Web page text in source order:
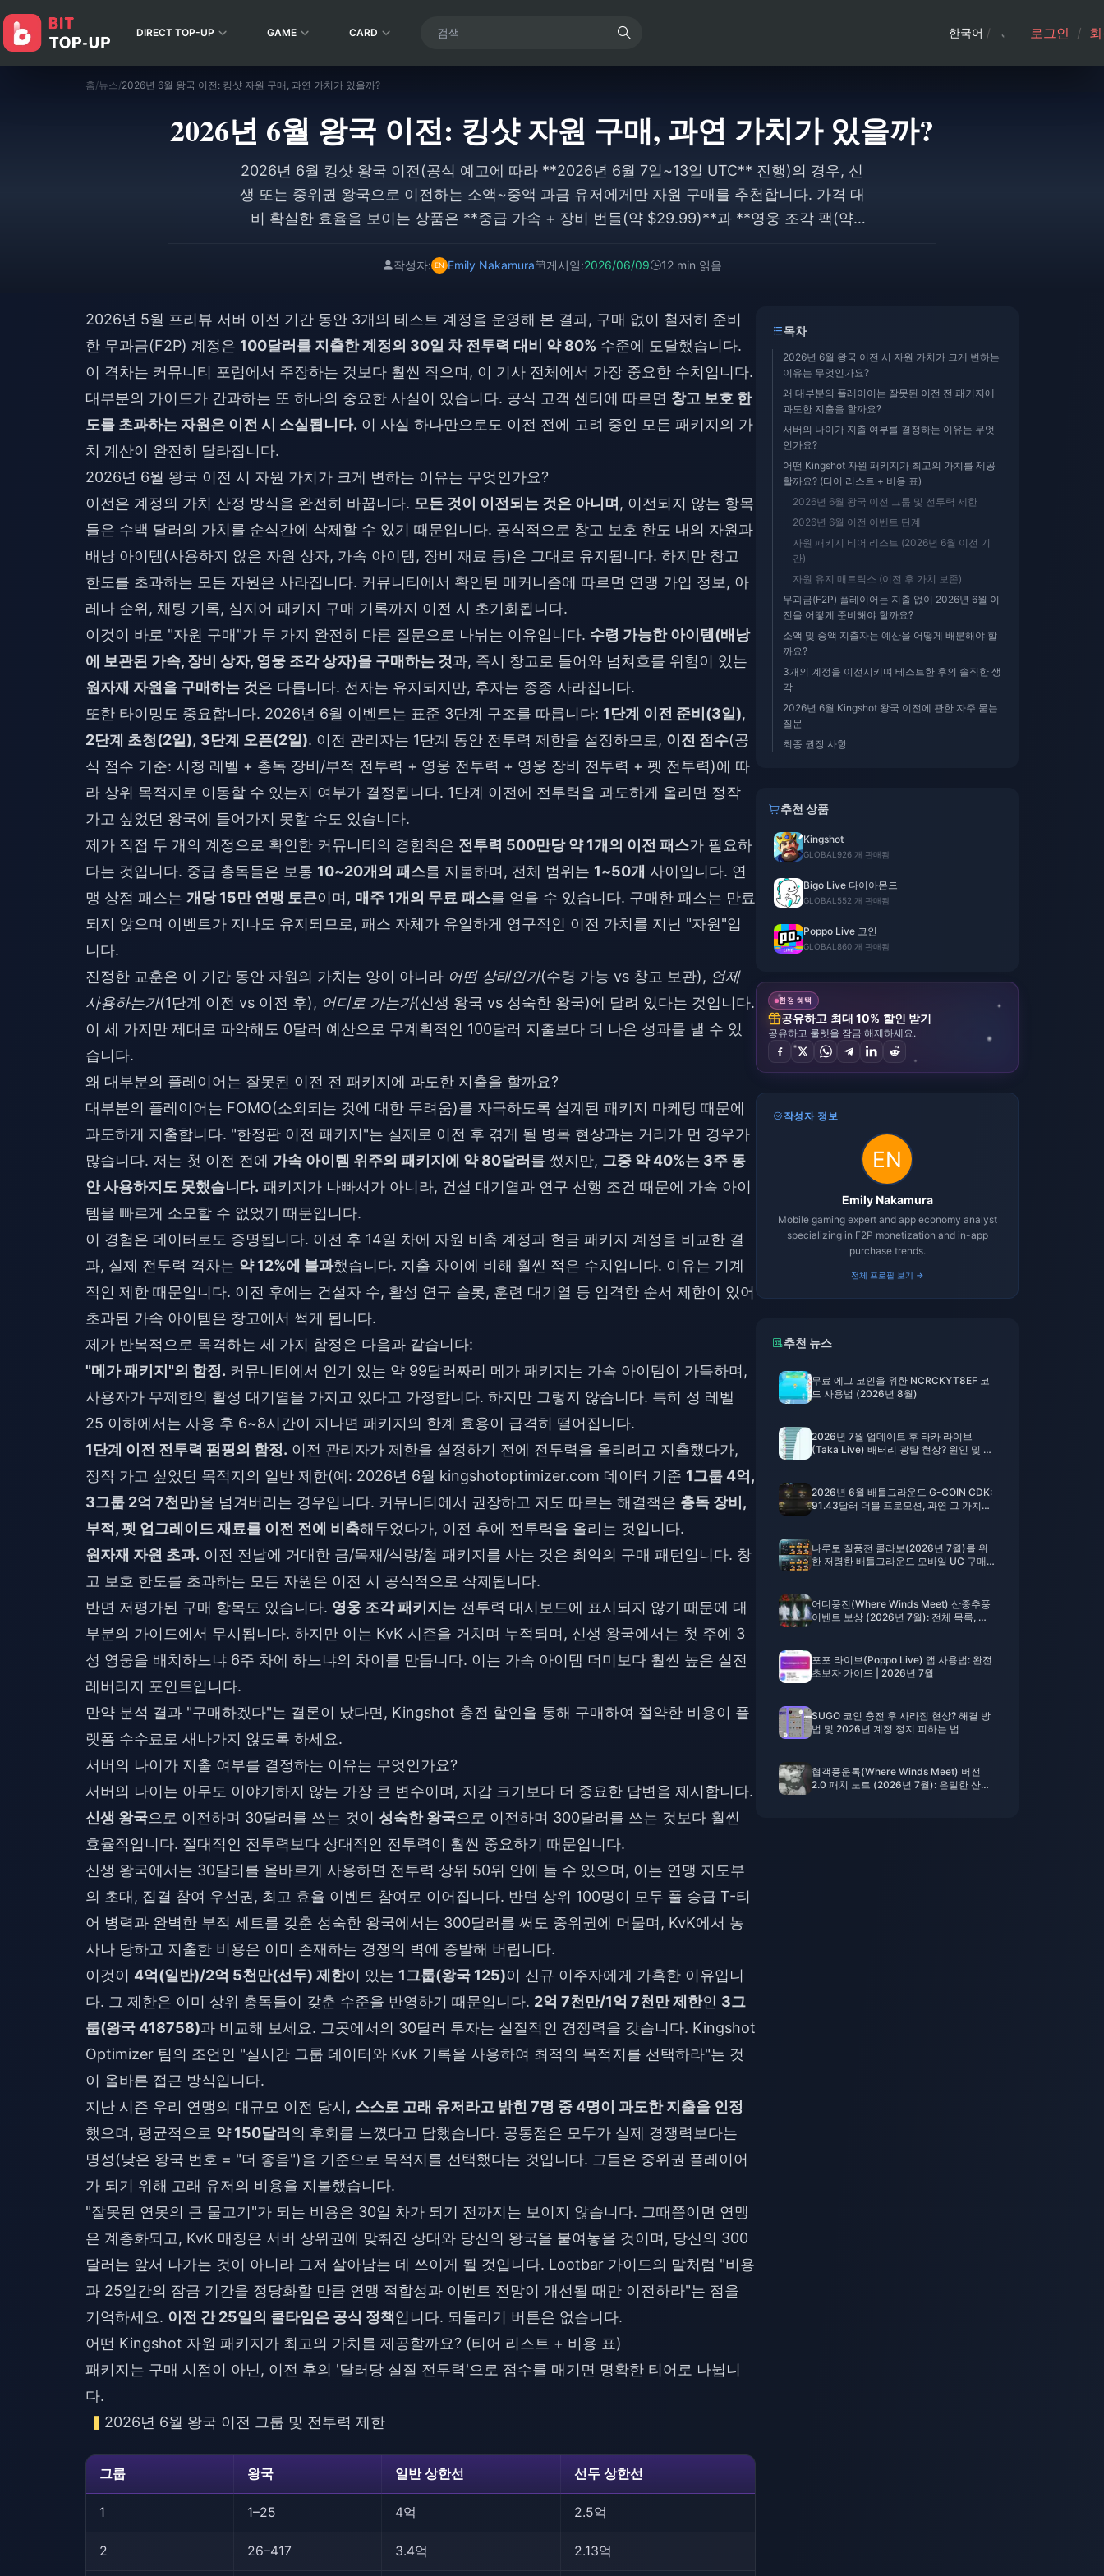
DIRECT TOP-UP GAME CARD 한국어 / 로그인 /
홈/뉴스/2026년 6월 왕국 이전: 킹샷 자원 구매, 과연 가치가 있을까?
2026년 6월 왕국 이전: 킹샷 자원 구매, 과연 가치가 있을까?
2026년 6월 킹샷 왕국 이전(공식 예고에 따라 **2026년 6월 7일~13일 UTC** 진행)의 경우, 신
생 또는 중위권 왕국으로 이전하는 소액~중액 과금 유저에게만 자원 구매를 추천합니다. 가격 대
비 확실한 효율을 보이는 상품은 **중급 가속 + 장비 번들(약 $29.99)**과 **영웅 조각 팩(약
과금 유저는 아무것도 구매하지 말고 **7~14일 치의 자원을 비축**하는 한편, **연맹 상점에서
**$200를 넘어서면** 효율이 급격히 떨어집니다.
작성자: Emily Nakamura 게시일:2026/06/09 12 min 읽음
2026년 5월 프리뷰 서버 이전 기간 동안 3개의 테스트 계정을 운영해 본 결과, 구매 없이 철저히 준비
한 무과금(F2P) 계정은 100달러를 지출한 계정의 30일 차 전투력 대비 약 80% 수준에 도달했습니다.
이 격차는 커뮤니티 포럼에서 주장하는 것보다 훨씬 작으며, 이 기사 전체에서 가장 중요한 수치입니다.
대부분의 가이드가 간과하는 또 하나의 중요한 사실이 있습니다. 공식 고객 센터에 따르면 창고 보호 한
도를 초과하는 자원은 이전 시 소실됩니다. 이 사실 하나만으로도 이전 전에 고려 중인 모든 패키지의 가
치 계산이 완전히 달라집니다.
2026년 6월 왕국 이전 시 자원 가치가 크게 변하는 이유는 무엇인가요?
이전은 계정의 가치 산정 방식을 완전히 바꿉니다. 모든 것이 이전되는 것은 아니며 , 이전되지 않는 항목
들은 수백 달러의 가치를 순식간에 삭제할 수 있기 때문입니다. 공식적으로 창고 보호 한도 내의 자원과
배낭 아이템(사용하지 않은 자원 상자, 가속 아이템, 장비 재료 등)은 그대로 유지됩니다. 하지만 창고
한도를 초과하는 모든 자원은 사라집니다. 커뮤니티에서 확인된 메커니즘에 따르면 연맹 가입 정보, 아
레나 순위, 채팅 기록, 심지어 패키지 구매 기록까지 이전 시 초기화됩니다.
이것이 바로 "자원 구매"가 두 가지 완전히 다른 질문으로 나뉘는 이유입니다. 수령 가능한 아이템(배낭
에 보관된 가속, 장비 상자, 영웅 조각 상자)을 구매하는 것과, 즉시 창고로 들어와 넘쳐흐를 위험이 있는
원자재 자원을 구매하는 것은 다릅니다. 전자는 유지되지만, 후자는 종종 사라집니다.
또한 타이밍도 중요합니다. 2026년 6월 이벤트는 표준 3단계 구조를 따릅니다: 1단계 이전 준비(3일),
2단계 초청(2일), 3단계 오픈(2일). 이전 관리자는 1단계 동안 전투력 제한을 설정하므로, 이전 점수(공
식 점수 기준: 시청 레벨 + 총독 장비/부적 전투력 + 영웅 전투력 + 영웅 장비 전투력 + 펫 전투력)에 따
라 상위 목적지로 이동할 수 있는지 여부가 결정됩니다. 1단계 이전에 전투력을 과도하게 올리면 정작
가고 싶었던 왕국에 들어가지 못할 수도 있습니다.
제가 직접 두 개의 계정으로 확인한 커뮤니티의 경험칙은 전투력 500만당 약 1개의 이전 패스가 필요하
다는 것입니다. 중급 총독들은 보통 10~20개의 패스를 지불하며, 전체 범위는 1~50개 사이입니다. 연
맹 상점 패스는 개당 15만 연맹 토큰이며, 매주 1개의 무료 패스를 얻을 수 있습니다. 구매한 패스는 만료
되지 않으며 이벤트가 지나도 유지되므로, 패스 자체가 유일하게 영구적인 이전 가치를 지닌 "자원"입
니다.
진정한 교훈은 이 기간 동안 자원의 가치는 양이 아니라 어떤 상태인가(수령 가능 vs 창고 보관), 언제
사용하는가(1단계 이전 vs 이전 후), 어디로 가는가(신생 왕국 vs 성숙한 왕국)에 달려 있다는 것입니다.
이 세 가지만 제대로 파악해도 0달러 예산으로 무계획적인 100달러 지출보다 더 나은 성과를 낼 수 있
습니다.
왜 대부분의 플레이어는 잘못된 이전 전 패키지에 과도한 지출을 할까요?
대부분의 플레이어는 FOMO(소외되는 것에 대한 두려움)를 자극하도록 설계된 패키지 마케팅 때문에
과도하게 지출합니다. "한정판 이전 패키지"는 실제로 이전 후 겪게 될 병목 현상과는 거리가 먼 경우가
많습니다. 저는 첫 이전 전에 가속 아이템 위주의 패키지에 약 80달러 를 썼지만, 그중 약 40%는 3주 동
안 사용하지도 못했습니다. 패키지가 나빠서가 아니라, 건설 대기열과 연구 선행 조건 때문에 가속 아이
템을 빠르게 소모할 수 없었기 때문입니다.
이 경험은 데이터로도 증명됩니다. 이전 후 14일 차에 자원 비축 계정과 현금 패키지 계정을 비교한 결
과, 실제 전투력 격차는 약 12%에 불과했습니다. 지출 차이에 비해 훨씬 적은 수치입니다. 이유는 기계
적인 제한 때문입니다. 이전 후에는 건설자 수, 활성 연구 슬롯, 훈련 대기열 등 엄격한 순서 제한이 있어
초과된 가속 아이템은 창고에서 썩게 됩니다.
제가 반복적으로 목격하는 세 가지 함정은 다음과 같습니다:
"메가 패키지"의 함정. 커뮤니티에서 인기 있는 약 99달러짜리 메가 패키지는 가속 아이템이 가득하며,
사용자가 무제한의 활성 대기열을 가지고 있다고 가정합니다. 하지만 그렇지 않습니다. 특히 성 레벨
25 이하에서는 사용 후 6~8시간이 지나면 패키지의 한계 효용이 급격히 떨어집니다.
1단계 이전 전투력 펌핑의 함정. 이전 관리자가 제한을 설정하기 전에 전투력을 올리려고 지출했다가,
정작 가고 싶었던 목적지의 일반 제한(예: 2026년 6월 kingshotoptimizer.com 데이터 기준 1그룹 4억,
3그룹 2억 7천만)을 넘겨버리는 경우입니다. 커뮤니티에서 권장하고 저도 따르는 해결책은 총독 장비,
부적, 펫 업그레이드 재료를 이전 전에 비축해두었다가, 이전 후에 전투력을 올리는 것입니다.
원자재 자원 초과. 이전 전날에 거대한 금/목재/식량/철 패키지를 사는 것은 최악의 구매 패턴입니다. 창
고 보호 한도를 초과하는 모든 자원은 이전 시 공식적으로 삭제됩니다.
반면 저평가된 구매 항목도 있습니다. 영웅 조각 패키지 는 전투력 대시보드에 표시되지 않기 때문에 대
부분의 가이드에서 무시됩니다. 하지만 이는 KvK 시즌을 거치며 누적되며, 신생 왕국에서는 첫 주에 3
성 영웅을 배치하느냐 6주 차에 하느냐의 차이를 만듭니다. 이는 가속 아이템 더미보다 훨씬 높은 실전
레버리지 포인트입니다.
만약 분석 결과 "구매하겠다"는 결론이 났다면, Kingshot 충전 할인을 통해 구매하여 절약한 비용이 플
랫폼 수수료로 새나가지 않도록 하세요.
서버의 나이가 지출 여부를 결정하는 이유는 무엇인가요?
서버의 나이는 아무도 이야기하지 않는 가장 큰 변수이며, 지갑 크기보다 더 중요한 답변을 제시합니다.
신생 왕국으로 이전하며 30달러를 쓰는 것이 성숙한 왕국으로 이전하며 300달러를 쓰는 것보다 훨씬
효율적입니다. 절대적인 전투력보다 상대적인 전투력이 훨씬 중요하기 때문입니다.
신생 왕국에서는 30달러를 올바르게 사용하면 전투력 상위 50위 안에 들 수 있으며, 이는 연맹 지도부
의 초대, 집결 참여 우선권, 최고 효율 이벤트 참여로 이어집니다. 반면 상위 100명이 모두 풀 승급 T-티
어 병력과 완벽한 부적 세트를 갖춘 성숙한 왕국에서는 300달러를 써도 중위권에 머물며, KvK에서 농
사나 당하고 지출한 비용은 이미 존재하는 경쟁의 벽에 증발해 버립니다.
이것이 4억(일반)/2억 5천만(선두) 제한이 있는 1그룹(왕국 125)이 신규 이주자에게 가혹한 이유입니
다. 그 제한은 이미 상위 총독들이 갖춘 수준을 반영하기 때문입니다. 2억 7천만/1억 7천만 제한인 3그
룹(왕국 418758)과 비교해 보세요. 그곳에서의 30달러 투자는 실질적인 경쟁력을 갖습니다. Kingshot
Optimizer 팀의 조언인 "실시간 그룹 데이터와 KvK 기록을 사용하여 최적의 목적지를 선택하라"는 것
이 올바른 접근 방식입니다.
지난 시즌 우리 연맹의 대규모 이전 당시, 스스로 고래 유저라고 밝힌 7명 중 4명이 과도한 지출을 인정
했으며, 평균적으로 약 150달러 의 후회를 느꼈다고 답했습니다. 공통점은 모두가 실제 경쟁력보다는
명성(낮은 왕국 번호 = "더 좋음")을 기준으로 목적지를 선택했다는 것입니다. 그들은 중위권 플레이어
가 되기 위해 고래 유저의 비용을 지불했습니다.
"잘못된 연못의 큰 물고기"가 되는 비용은 30일 차가 되기 전까지는 보이지 않습니다. 그때쯤이면 연맹
은 계층화되고, KvK 매칭은 서버 상위권에 맞춰진 상대와 당신의 왕국을 붙여놓을 것이며, 당신의 300
달러는 앞서 나가는 것이 아니라 그저 살아남는 데 쓰이게 될 것입니다. Lootbar 가이드의 말처럼 "비용
과 25일간의 잠금 기간을 정당화할 만큼 연맹 적합성과 이벤트 전망이 개선될 때만 이전하라"는 점을
기억하세요. 이전 간 25일의 쿨타임은 공식 정책입니다. 되돌리기 버튼은 없습니다.
어떤 Kingshot 자원 패키지가 최고의 가치를 제공할까요? (티어 리스트 + 비용 표)
패키지는 구매 시점이 아닌, 이전 후의 '달러당 실질 전투력'으로 점수를 매기면 명확한 티어로 나뉩니
다.
2026년 6월 왕국 이전 그룹 및 전투력 제한
그룹 왕국 일반 상한선 선두 상한선
1 1–25 4억 2.5억
2 26–417 3.4억 2.13억
목차
2026년 6월 왕국 이전 시 자원 가치가 크게 변하는
이유는 무엇인가요?
왜 대부분의 플레이어는 잘못된 이전 전 패키지에
과도한 지출을 할까요?
서버의 나이가 지출 여부를 결정하는 이유는 무엇
인가요?
어떤 Kingshot 자원 패키지가 최고의 가치를 제공
할까요? (티어 리스트 + 비용 표)
2026년 6월 왕국 이전 그룹 및 전투력 제한
2026년 6월 이전 이벤트 단계
자원 패키지 티어 리스트 (2026년 6월 이전 기
간)
자원 유지 매트릭스 (이전 후 가치 보존)
무과금(F2P) 플레이어는 지출 없이 2026년 6월 이
전을 어떻게 준비해야 할까요?
소액 및 중액 지출자는 예산을 어떻게 배분해야 할
까요?
3개의 계정을 이전시키며 테스트한 후의 솔직한 생
각
2026년 6월 Kingshot 왕국 이전에 관한 자주 묻는
질문
최종 권장 사항
추천 상품
Kingshot
GLOBAL 926 개 판매됨
Bigo Live 다이아몬드
GLOBAL 552 개 판매됨
Poppo Live 코인
GLOBAL 860 개 판매됨
한정 혜택
공유하고 최대 10% 할인 받기
공유하고 룰렛을 잠금 해제하세요.
작성자 정보
Emily Nakamura
Mobile gaming expert and app economy analyst
specializing in F2P monetization and in-app
purchase trends.
전체 프로필 보기 →
추천 뉴스
무료 에그 코인을 위한 NCRCKYT8EF 코
드 사용법 (2026년 8월)
2026년 7월 업데이트 후 타카 라이브
(Taka Live) 배터리 광탈 현상? 원인 및 해
2026년 6월 배틀그라운드 G-COIN CDK:
91.43달러 더블 프로모션, 과연 그 가치가
나루토 질풍전 콜라보(2026년 7월)를 위
한 저렴한 배틀그라운드 모바일 UC 구매
어디풍진(Where Winds Meet) 산중추풍
이벤트 보상 (2026년 7월): 전체 목록, 재
포포 라이브(Poppo Live) 앱 사용법: 완전
초보자 가이드 | 2026년 7월
SUGO 코인 충전 후 사라짐 현상? 해결 방
법 및 2026년 계정 정지 피하는 법
협객풍운록(Where Winds Meet) 버전
2.0 패치 노트 (2026년 7월): 은밀한 산맥